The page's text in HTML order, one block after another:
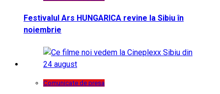
Festivalul Ars HUNGARICA revine la Sibiu în
noiembrie
Comunicate de presa